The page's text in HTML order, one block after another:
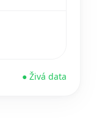
● Živá data